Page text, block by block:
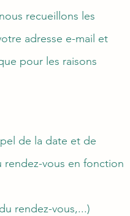
recueillons les
adresse e-mail et
pour les raisons
de la date et de
rendez-vous en fonction
rendez-vous,...)